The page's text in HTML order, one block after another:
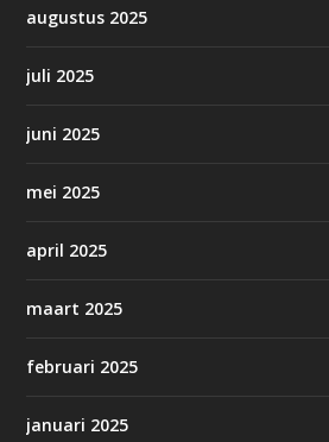
augustus 2025
juli 2025
juni 2025
mei 2025
april 2025
maart 2025
februari 2025
januari 2025